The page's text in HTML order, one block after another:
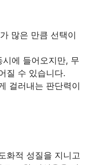
많은 만큼 선택이
에 들어오지만, 무
질 수 있습니다.
걸러내는 판단력이
화적 성질을 지니고